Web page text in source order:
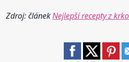
Zdroj: článekNejlepší recepty z